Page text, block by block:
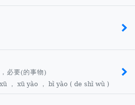
必要(的事物)
， xū yào ， bì yào ( de shì wù )